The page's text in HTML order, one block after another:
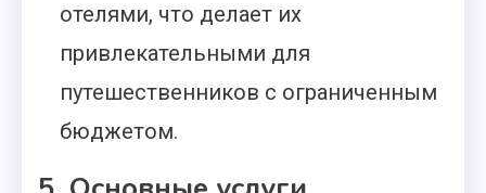
отелями, что делает их
привлекательными для
путешественников с ограниченным
бюджетом.